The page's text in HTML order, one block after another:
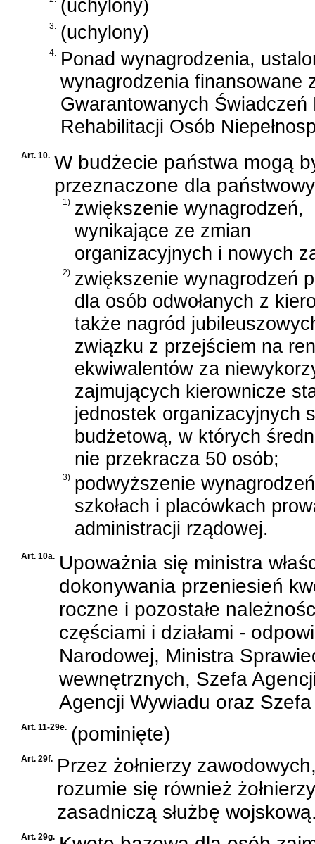
(uchylony)
3. (uchylony)
4. Ponad wynagrodzenia,
wynagrodzenia finansowane
Gwarantowanych
Rehabilitacji Osób
Art. 10. W budżecie państwa mogą
przeznaczone dla
1) zwiększenie wynagrodzeń,
wynikające ze zmian
organizacyjnych i nowych
2) zwiększenie wynagrodzeń
dla osób odwołanych z
także nagród
związku z przejściem na
ekwiwalentów za
zajmujących kierownicze
jednostek organizacyjnych
budżetową, w których
nie przekracza 50 osób;
3) podwyższenie
szkołach i placówkach
administracji rządowej.
Art. 10a. Upoważnia się ministra
dokonywania przeniesień
roczne i pozostałe
częściami i działami -
Narodowej, Ministra
wewnętrznych, Szefa
Agencji Wywiadu oraz
Art. 11-29e. (pominięte)
Art. 29f. Przez żołnierzy
rozumie się również
zasadniczą służbę
Art. 29g.